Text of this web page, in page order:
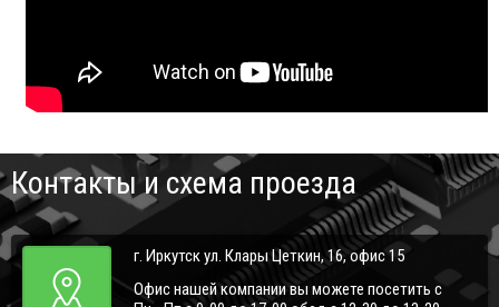
Контакты и схема проезда
г. Иркутск ул. Клары Цеткин, 16, офис 15
Офис нашей компании вы можете посетить с